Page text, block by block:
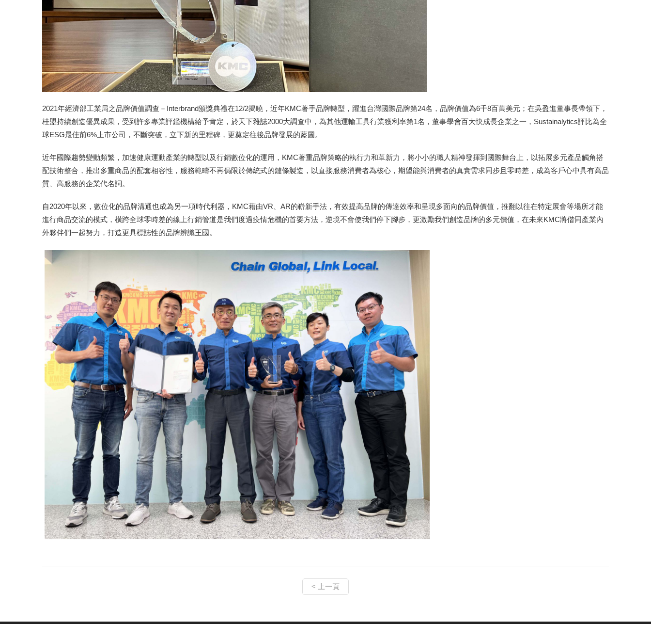
2021年經濟部工業局之品牌價值調查－Interbrand頒獎典禮在12/2揭曉，近年KMC著手品牌轉型，躍進台灣國際品牌第24名，品牌價值為6千8百萬美元；在吳盈進董事長帶領下，
桂盟持續創造優異成果，受到許多專業評鑑機構給予肯定，於天下雜誌2000大調查中，為其他運輸工具行業獲利率第1名，董事學會百大快成長企業之一，Sustainalytics評比為全
球ESG最佳前6%上市公司，不斷突破，立下新的里程碑，更奠定往後品牌發展的藍圖。
近年國際趨勢變動頻繁，加速健康運動產業的轉型以及行銷數位化的運用，KMC著重品牌策略的執行力和革新力，將小小的職人精神發揮到國際舞台上，以拓展多元產品觸角搭
配技術整合，推出多重商品的配套相容性，服務範疇不再侷限於傳統式的鏈條製造，以直接服務消費者為核心，期望能與消費者的真實需求同步且零時差，成為客戶心中具有高品
質、高服務的企業代名詞。
自2020年以來，數位化的品牌溝通也成為另一項時代利器，KMC藉由VR、AR的嶄新手法，有效提高品牌的傳達效率和呈現多面向的品牌價值，推翻以往在特定展會等場所才能
進行商品交流的模式，橫跨全球零時差的線上行銷管道是我們度過疫情危機的首要方法，逆境不會使我們停下腳步，更激勵我們創造品牌的多元價值，在未來KMC將偕同產業內
外夥伴們一起努力，打造更具標誌性的品牌辨識王國。
< 上一頁